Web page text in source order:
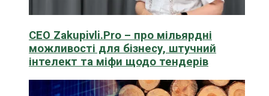
CEO Zakupivli.Pro – про мільярдні
можливості для бізнесу, штучний
інтелект та міфи щодо тендерів